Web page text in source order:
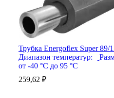
Трубка Energoflex Super 89/
Диапазон температур:
от -40 °С до 95 °С
259,62 ₽